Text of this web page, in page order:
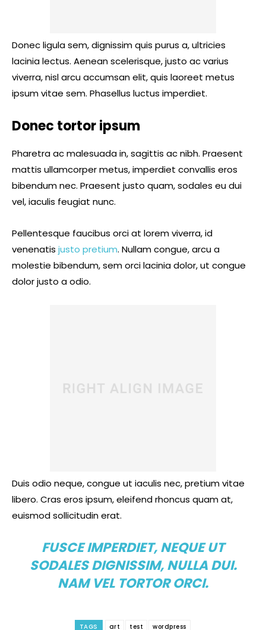
Donec ligula sem, dignissim quis purus a, ultricies
lacinia lectus. Aenean scelerisque, justo ac varius
viverra, nisl arcu accumsan elit, quis laoreet metus
ipsum vitae sem. Phasellus luctus imperdiet.
Donec tortor ipsum
Pharetra ac malesuada in, sagittis ac nibh. Praesent
mattis ullamcorper metus, imperdiet convallis eros
bibendum nec. Praesent justo quam, sodales eu dui
vel, iaculis feugiat nunc.
Pellentesque faucibus orci at lorem viverra, id
venenatis justo pretium. Nullam congue, arcu a
molestie bibendum, sem orci lacinia dolor, ut congue
dolor justo a odio.
Duis odio neque, congue ut iaculis nec, pretium vitae
libero. Cras eros ipsum, eleifend rhoncus quam at,
euismod sollicitudin erat.
FUSCE IMPERDIET, NEQUE UT
SODALES DIGNISSIM, NULLA DUI.
NAM VEL TORTOR ORCI.
TAGS art test wordpress